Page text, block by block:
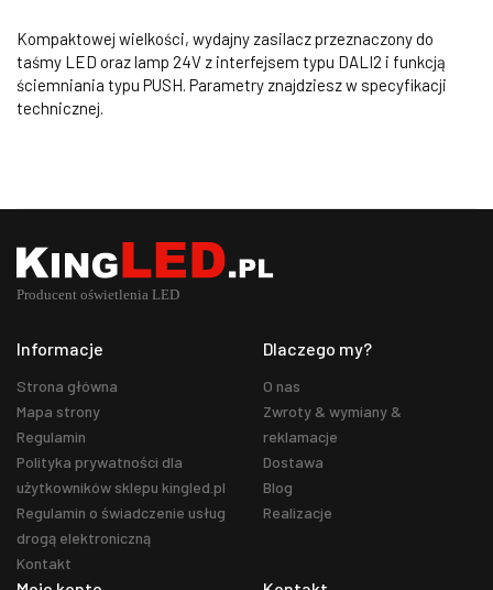
Kompaktowej wielkości, wydajny zasilacz przeznaczony do
taśmy LED oraz lamp 24V z interfejsem typu DALI2 i funkcją
ściemniania typu PUSH. Parametry znajdziesz w specyfikacji
technicznej.
Informacje
Strona główna
Mapa strony
Regulamin
Polityka prywatności dla
użytkowników sklepu kingled.pl
Regulamin o świadczenie usług
drogą elektroniczną
Kontakt
Dlaczego my?
O nas
Zwroty & wymiany &
reklamacje
Dostawa
Blog
Realizacje